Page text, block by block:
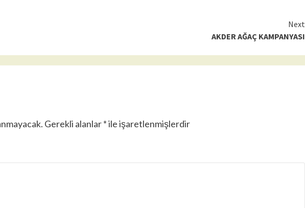
Next
AKDER AĞAÇ KAMPANYASI
Gerekli alanlar*ile işaretlenmişlerdir